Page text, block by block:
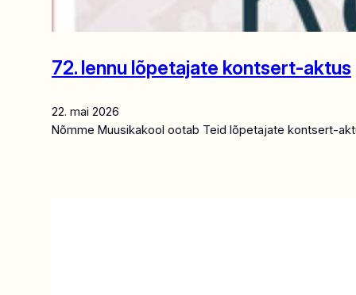
72. lennu lõpetajate kontsert-aktus
22. mai 2026
Nõmme Muusikakool ootab Teid lõpetajate kontsert-